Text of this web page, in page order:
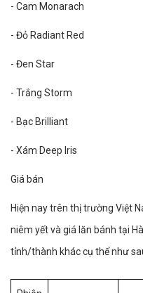
- Cam Monarach
- Đỏ Radiant Red
- Đen Star
- Trắng Storm
- Bạc Brilliant
- Xám Deep Iris
Giá bán
Hiện nay trên thị trường Việt
niêm yết và giá lăn bánh tại
tỉnh/thành khác cụ thể như